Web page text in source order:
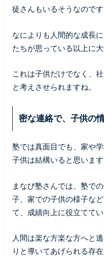
徒さんもいるそうなのです
なによりも人間的な成長
たちが思っている以上に
これは子供だけでなく、
と考えさせられますね。
密な連絡で、子供の
塾では真面目でも、家や
子供は結構いると思います
まなび塾さんでは、塾で
子、家での子供の様子など
て、成績向上に役立ててい
人間は楽な方楽な方へと
りと導いてあげられる存